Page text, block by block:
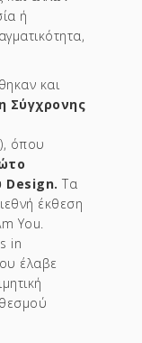
ή
και
Σύγχρονης
όπου
Design. Τα
έκθεση
You.
in
έλαβε